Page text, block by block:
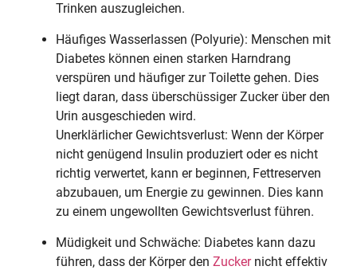
Trinken auszugleichen.
Häufiges Wasserlassen (Polyurie): Menschen mit
Diabetes können einen starken Harndrang
verspüren und häufiger zur Toilette gehen. Dies
liegt daran, dass überschüssiger Zucker über den
Urin ausgeschieden wird.
Unerklärlicher Gewichtsverlust: Wenn der Körper
nicht genügend Insulin produziert oder es nicht
richtig verwertet, kann er beginnen, Fettreserven
abzubauen, um Energie zu gewinnen. Dies kann
zu einem ungewollten Gewichtsverlust führen.
Müdigkeit und Schwäche: Diabetes kann dazu
führen, dass der Körper den Zuckernicht effektiv